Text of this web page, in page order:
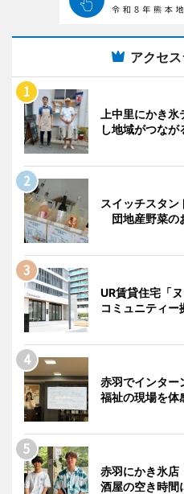
アクセ
上中里にかき
し地域がつな
スイッチスタン
団地産野菜の
UR賃貸住宅「
コミュニティー
赤羽でインタ
福祉の現場を体
赤羽にかき氷
酒屋の空き時間